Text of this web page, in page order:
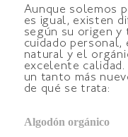
Aunque solemos
es igual, existen
según su origen y
cuidado personal,
natural y el
excelente
un tanto más
de qué se trata:
Algodón orgánico